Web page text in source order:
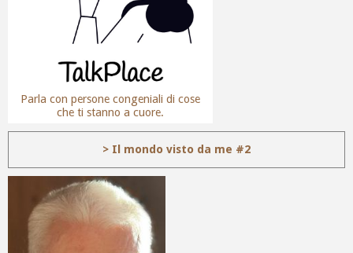
Parla con persone congeniali di cose
che ti stanno a cuore.
> Il mondo visto da me #2